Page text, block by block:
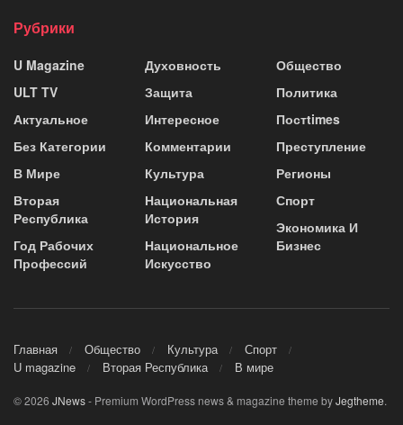
Рубрики
U Magazine
ULT TV
Актуальное
Без Категории
В Мире
Вторая
Республика
Год Рабочих
Профессий
Духовность
Защита
Интересное
Комментарии
Культура
Национальная
История
Национальное
Искусство
Общество
Политика
Постtimes
Преступление
Регионы
Спорт
Экономика И
Бизнес
Главная Общество Культура
Спорт
U magazine
Вторая Республика В мире
© 2026 JNews- Premium WordPress news & magazine theme byJegtheme.